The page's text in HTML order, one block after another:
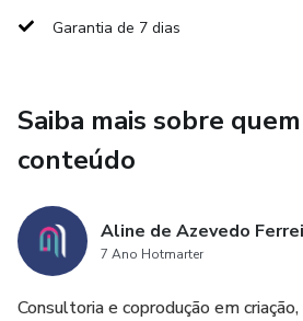
Como desenvolver uma
Além disso, você terá orientação de
formato de aula na sua estratégia
DE VENDAS RECORRENTES.
Garantia de 7 dias
Saiba mais sobre
conteúdo
Aline de Azevedo
7 Ano Hotmarter
Consultoria e coprodução em